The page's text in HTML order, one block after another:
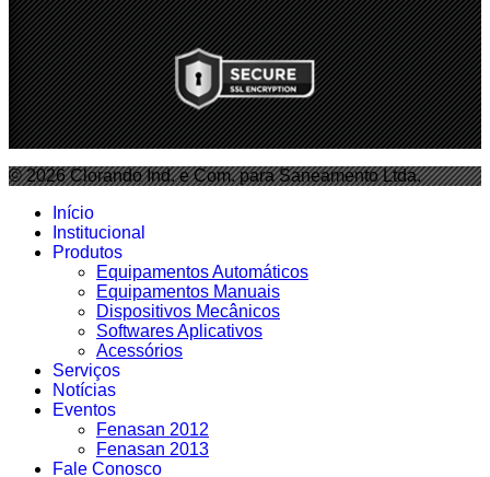
© 2026 Clorando Ind. e Com. para Saneamento Ltda.
Início
Institucional
Produtos
Equipamentos Automáticos
Equipamentos Manuais
Dispositivos Mecânicos
Softwares Aplicativos
Acessórios
Serviços
Notícias
Eventos
Fenasan 2012
Fenasan 2013
Fale Conosco